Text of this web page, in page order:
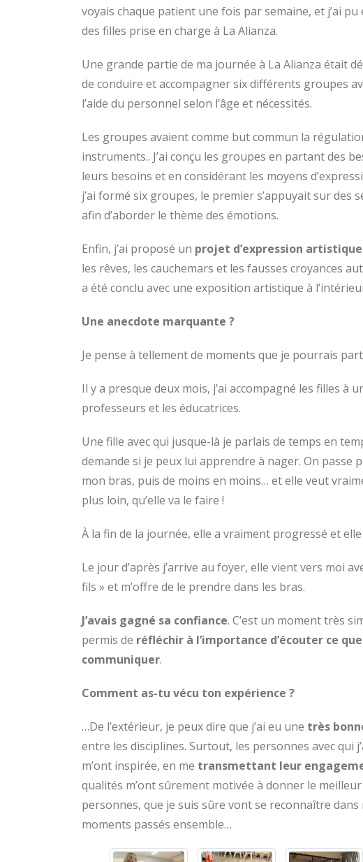
voyais chaque patient une fois par semaine, et j’ai
des filles prise en charge à La Alianza.
Une grande partie de ma journée à La Alianza était
de conduire et accompagner six différents groupes
l’aide du personnel selon l’âge et nécessités.
Les groupes avaient comme but commun la
instruments.. J’ai conçu les groupes en partant des
leurs besoins et en considérant les moyens
j’ai formé six groupes, le premier s’appuyait sur
afin d’aborder le thème des émotions.
Enfin, j’ai proposé un projet d’expression artistique
les rêves, les cauchemars et les fausses croyances
a été conclu avec une exposition artistique à
Une anecdote marquante ?
Je pense à tellement de moments que je pourrais
Il y a presque deux mois, j’ai accompagné les filles à
professeurs et les éducatrices.
Une fille avec qui jusque-là je parlais de temps en
demande si je peux lui apprendre à nager. On passe
mon bras, puis de moins en moins… et elle veut
plus loin, qu’elle va le faire !
À la fin de la journée, elle a vraiment progressé et
Le jour d’après j’arrive au foyer, elle vient vers moi
fils » et m’offre de le prendre dans les bras.
J’avais gagné sa confiance. C’est un moment très
permis de réfléchir à l’importance d’écouter ce
communiquer.
Comment as-tu vécu ton expérience ?
…De l’extérieur, je peux dire que j’ai eu une très
entre les disciplines. Surtout, les personnes avec qui
m’ont inspirée, en me transmettant leur
qualités m’ont sûrement motivée à donner le
personnes, que je suis sûre vont se reconnaître
moments passés ensemble…